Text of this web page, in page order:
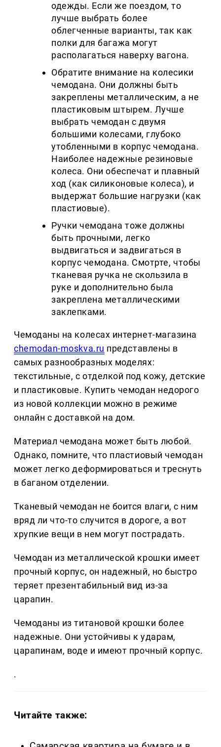
одежды. Если же поездом, то
лучше выбрать более
облегченные варианты, так как
полки для багажа могут
располагаться наверху вагона.
Обратите внимание на колесики
чемодана. Они должны быть
закреплены металлическим, а не
пластиковым штырем. Лучше
выбрать чемодан с двумя
большими колесами, глубоко
утобленными в корпус чемодана.
Наиболее надежные резиновые
колеса. Они обеспечат и плавный
ход (как силиконовые колеса), и
выдержат большие нагрузки (как
пластиовые).
Ручки чемодана тоже должны
быть прочными, легко
выдвигаться и задвигаться в
корпус чемодана. Смотрте, чтобы
тканевая ручка не скользила в
руке и дополнительно была
закреплена металлическими
заклепками.
Чемоданы на колесах интернет-магазина
chemodan-moskva.ru представлены в
самых разнообразных моделях:
текстильные, с отделкой под кожу, детские
и пластиковые. Купить чемодан недорого
из новой коллекции можно в режиме
онлайн с доставкой на дом.
Материал чемодана может быть любой.
Однако, помните, что пластиовый чемодан
может легко деформироваться и треснуть
в баганом отделении.
Тканевый чемодан не боится влаги, с ним
вряд ли что-то случится в дороге, а вот
хрупкие вещи в нем могут пострадать.
Чемодан из металлической крошки имеет
прочный корпус, он надежный, но быстро
теряет презентабильный вид из-за
царапин.
Чемоданы из титановой крошки более
надежные. Они устойчивы к ударам,
царапинам, воде и имеют прочный корпус.
.
Читайте также: